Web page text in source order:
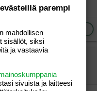
parempi
mahdollisen
sisällöt, siksi
ja vastaavia
sivuista ja laitteesi